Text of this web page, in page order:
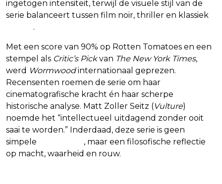
ingetogen intensiteit, terwijl de visuele stijl van de
serie balanceert tussen film noir, thriller en klassiek
.
Met een score van 90% op Rotten Tomatoes en een
stempel als Critic’s Pickvan The New York Times,
werd Wormwoodinternationaal geprezen.
Recensenten roemen de serie om haar
cinematografische kracht én haar scherpe
historische analyse. Matt Zoller Seitz (Vulture)
noemde het “intellectueel uitdagend zonder ooit
saai te worden.” Inderdaad, deze serie is geen
simpele
, maar een filosofische reflectie
op macht, waarheid en rouw.